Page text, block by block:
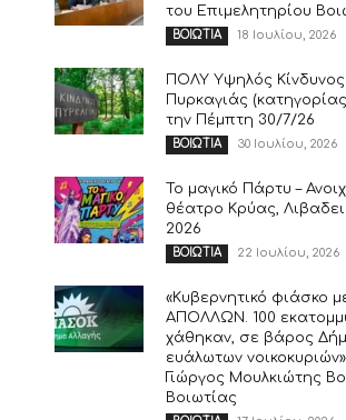
του Επιμελητηρίου
ΒΟΙΩΤΙΑ 18 Ιουλίου, 2026
ΠΟΛΥ Υψηλός Κίνδυνος
Πυρκαγιάς
την Πέμπτη 30/7/26
ΒΟΙΩΤΙΑ 30 Ιουλίου, 2026
Το μαγικό Πάρτυ –
θέατρο Κρύας,
2026
ΒΟΙΩΤΙΑ 22 Ιουλίου, 2026
«Κυβερνητικό φιάσκο
ΑΠΟΛΛΩΝ. 100
χάθηκαν, σε βάρος
ευάλωτων νοικοκυριών»
Γιώργος Μουλκιώτης
Βοιωτίας